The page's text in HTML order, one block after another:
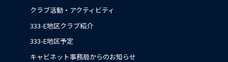
クラブ活動・アクティビティ
333-E地区クラブ紹介
333-E地区予定
キャビネット事務局からのお知らせ